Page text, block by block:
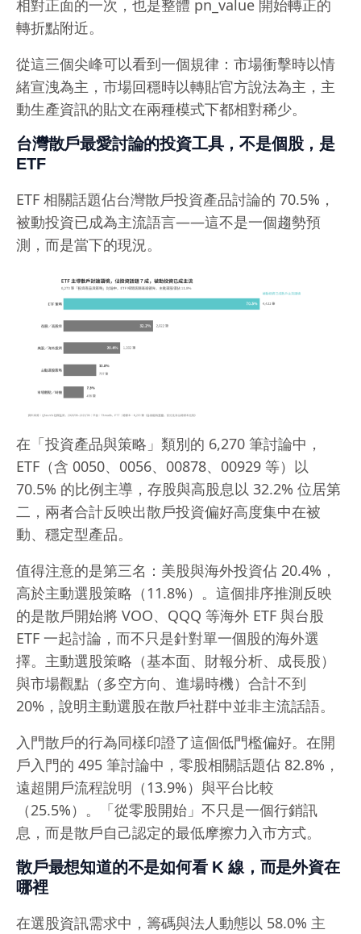
相對正面的一次，也是整體 pn_value 開始轉正的
轉折點附近。
從這三個尖峰可以看到一個規律：市場衝擊時以情
緒宣洩為主，市場回穩時以轉貼官方說法為主，主
動生產資訊的貼文在兩種模式下都相對稀少。
台灣散戶最愛討論的投資工具，不是個股，是
ETF
ETF 相關話題佔台灣散戶投資產品討論的 70.5%，
被動投資已成為主流語言——這不是一個趨勢預
測，而是當下的現況。
在「投資產品與策略」類別的 6,270 筆討論中，
ETF（含 0050、0056、00878、00929 等）以
70.5% 的比例主導，存股與高股息以 32.2% 位居第
二，兩者合計反映出散戶投資偏好高度集中在被
動、穩定型產品。
值得注意的是第三名：美股與海外投資佔 20.4%，
高於主動選股策略（11.8%）。這個排序推測反映
的是散戶開始將 VOO、QQQ 等海外 ETF 與台股
ETF 一起討論，而不只是針對單一個股的海外選
擇。主動選股策略（基本面、財報分析、成長股）
與市場觀點（多空方向、進場時機）合計不到
20%，說明主動選股在散戶社群中並非主流話語。
入門散戶的行為同樣印證了這個低門檻偏好。在開
戶入門的 495 筆討論中，零股相關話題佔 82.8%，
遠超開戶流程說明（13.9%）與平台比較
（25.5%）。「從零股開始」不只是一個行銷訊
息，而是散戶自己認定的最低摩擦力入市方式。
散戶最想知道的不是如何看 K 線，而是外資在
哪裡
在選股資訊需求中，籌碼與法人動態以 58.0% 主